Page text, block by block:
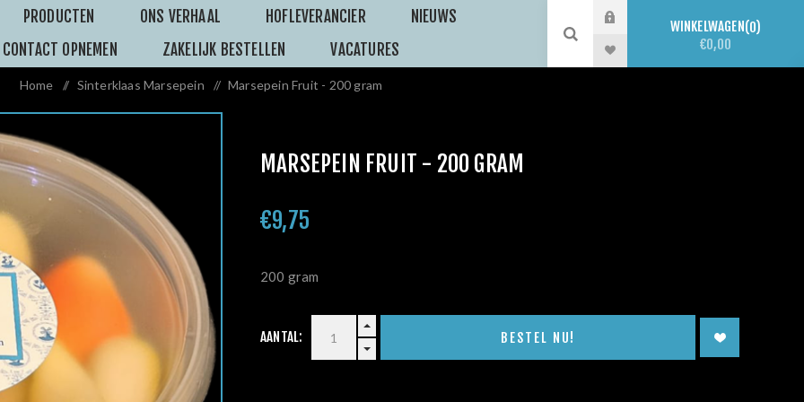
PRODUCTEN ONS VERHAAL HOFLEVERANCIER
NIEUWS
CONTACT OPNEMEN
ZAKELIJK BESTELLEN VACATURES
WINKELWAGEN 0
€0,00
Home / Sinterklaas Marsepein / Marsepein Fruit - 200 gram
MARSEPEIN FRUIT - 200 GRAM
€9,75
200 gram
AANTAL: